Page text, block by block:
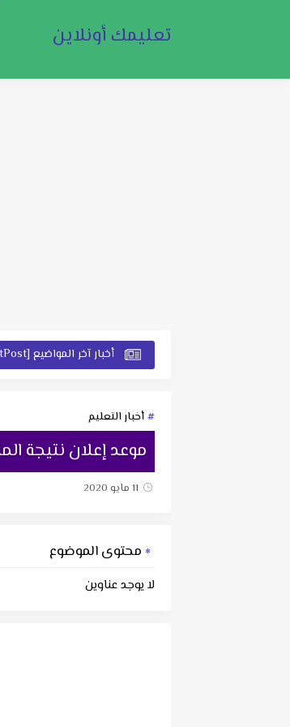
تعليمك أونلاين
أخبار آخر المواضيع [LastPost]
أخبار التعليم
موعد إعلان نتيجة
11 مايو 2020
محتوى الموضوع
لا يوجد عناوين